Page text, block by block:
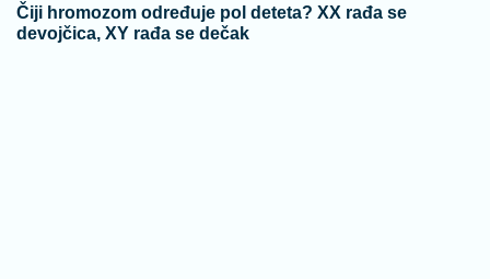
Čiji hromozom određuje pol deteta? XX rađa se
devojčica, XY rađa se dečak